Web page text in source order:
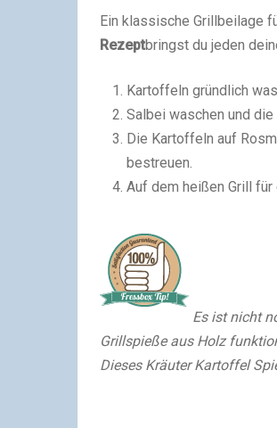
Ein klassische Grillbeilage
Rezeptbringst du jeden
Kartoffeln gründlich
Salbei waschen und
Die Kartoffeln auf
bestreuen.
Auf dem heißen Grill
Es ist nicht
Grillspieße aus Holz
Dieses Kräuter Kartoffel